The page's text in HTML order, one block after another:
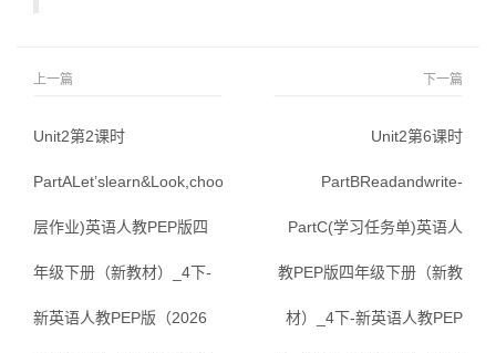
上一篇
Unit2第2课时
PartALet’slearn&Look,chooseandsay(分
层作业)英语人教PEP版四
年级下册（新教材）_4下-
新英语人教PEP版（2026
下一篇
Unit2第6课时
PartBReadandwrite-
PartC(学习任务单)英语人
教PEP版四年级下册（新教
材）_4下-新英语人教PEP